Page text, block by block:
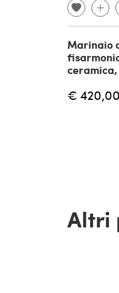
Marinaio
€ 420,00
Altri